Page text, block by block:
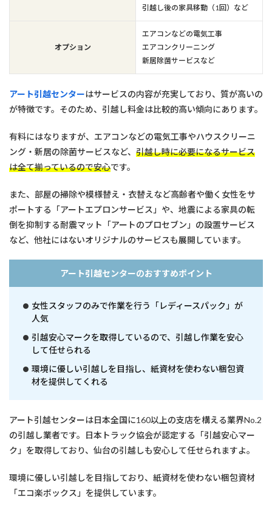
引越し後の家具移動（1回）など
オプション
エアコンなどの電気工事
エアコンクリーニング
新居除菌サービスなど
アート引越センターはサービスの内容が充実しており、質が高いの
が特徴です。そのため、引越し料金は比較的高い傾向にあります。
有料にはなりますが、エアコンなどの電気工事やハウスクリーニ
ング・新居の除菌サービスなど、 引越し時に必要になるサービス
は全て揃っているので安心です。
また、部屋の掃除や模様替え・衣替えなど高齢者や働く女性をサ
ポートする「アートエプロンサービス」や、地震による家具の転
倒を抑制する耐震マット「アートのプロセブン」の設置サービス
など、他社にはないオリジナルのサービスも展開しています。
アート引越センターのおすすめポイント
女性スタッフのみで作業を行う「レディースパック」が
人気
引越安心マークを取得しているので、引越し作業を安心
して任せられる
環境に優しい引越しを目指し、紙資材を使わない梱包資
材を提供してくれる
アート引越センターは日本全国に160以上の支店を構える業界No.2
の引越し業者です。日本トラック協会が認定する「引越安心マー
ク」を取得しており、仙台の引越しも安心して任せられますよ。
環境に優しい引越しを目指しており、紙資材を使わない梱包資材
「エコ楽ボックス」を提供しています。